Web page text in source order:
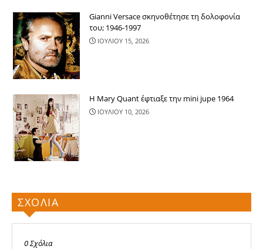
Gianni Versace σκηνοθέτησε τη δολοφονία
του; 1946-1997
ΙΟΥΛΙΟΥ 15, 2026
Η Mary Quant έφτιαξε την mini jupe 1964
ΙΟΥΛΙΟΥ 10, 2026
ΣΧΟΛΙΑ
0 Σχόλια